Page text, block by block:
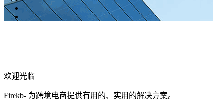
欢迎光临
Firekb- 为跨境电商提供有用的、实用的解决方案。